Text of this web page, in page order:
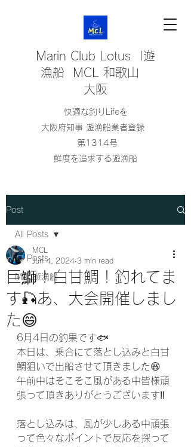
Marin Club Lotus |遊
漁船 MCL 和歌山
大阪
快適な釣りLifeを
大阪府知事 遊漁船業者登録
第1314号
鮮度を追求する遊漁船
Post
All Posts
MCL遊漁船
All Posts
巨鰤！白甘鯛！釣れてま
す🎣あ、大会開催しまし
た😄
MCL
Jun 4, 2024 3 min read
6月4日の釣果です🐟
本日は、乗合にて落とし込みと白甘
鯛狙いで出船させて頂きました😆
午前中はそこそこ風がある中皆様頑
張って頂きありがとうございます‼️
落とし込みは、風が少しある中頑張
って色々なポイントで反応を探って